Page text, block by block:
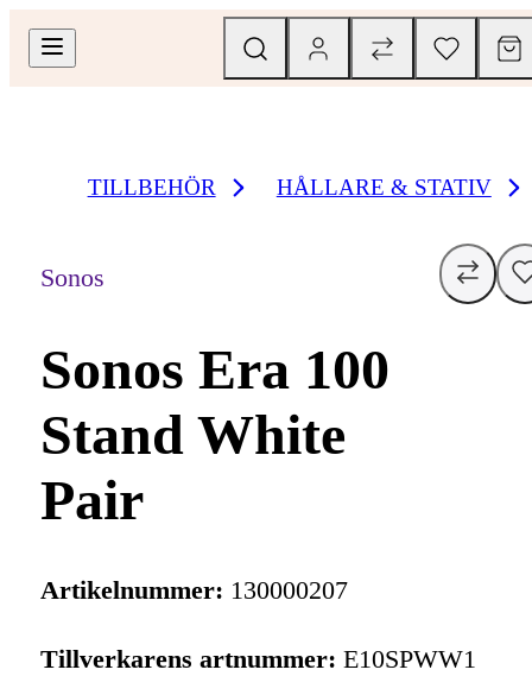
TILLBEHÖR HÅLLARE & STATIV
Sonos
Sonos Era 100
Stand White
Pair
Artikelnummer: 130000207
Tillverkarens artnummer: E10SPWW1